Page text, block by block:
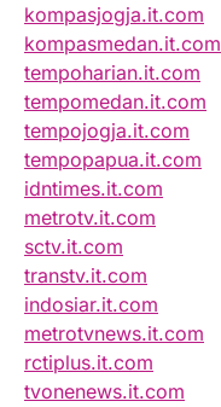
kompasjogja.it.com
kompasmedan.it.com
tempoharian.it.com
tempomedan.it.com
tempojogja.it.com
tempopapua.it.com
idntimes.it.com
metrotv.it.com
sctv.it.com
transtv.it.com
indosiar.it.com
metrotvnews.it.com
rctiplus.it.com
tvonenews.it.com